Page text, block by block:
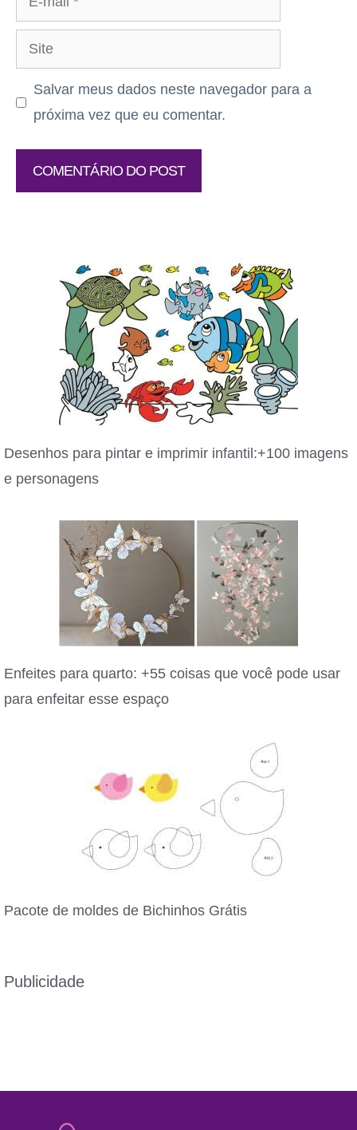
mail
Site
Salvar meus dados neste navegador para a
próxima vez que eu comentar.
Desenhos para pintar e imprimir infantil:+100 imagens
e personagens
Enfeites para quarto: +55 coisas que você pode usar
para enfeitar esse espaço
Pacote de moldes de Bichinhos Grátis
Publicidade